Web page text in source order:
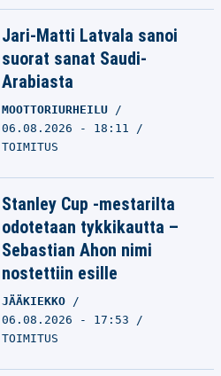
Jari-Matti Latvala sanoi
suorat sanat Saudi-
Arabiasta
MOOTTORIURHEILU
06.08.2026 - 18:11
TOIMITUS
Stanley Cup -mestarilta
odotetaan tykkikautta –
Sebastian Ahon nimi
nostettiin esille
JÄÄKIEKKO
06.08.2026 - 17:53
TOIMITUS